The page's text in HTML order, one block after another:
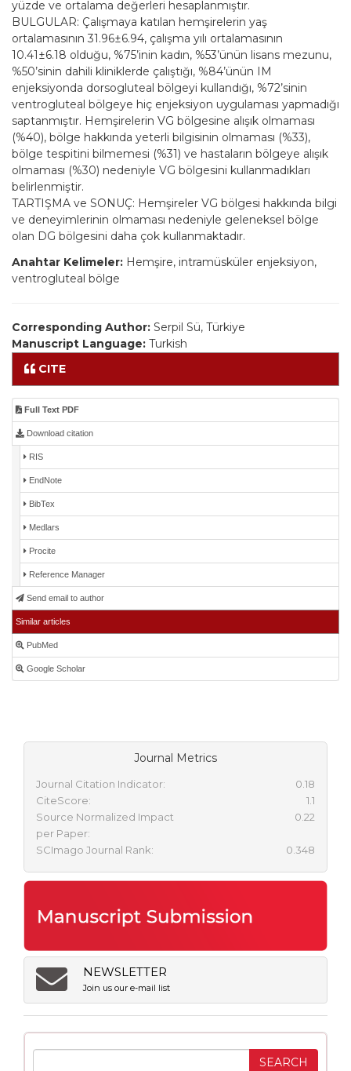
yüzde ve ortalama değerleri hesaplanmıştır.
BULGULAR: Çalışmaya katılan hemşirelerin yaş
ortalamasının 31.96±6.94, çalışma yılı ortalamasının
10.41±6.18 olduğu, %75’inin kadın, %53’ünün lisans mezunu,
%50’sinin dahili kliniklerde çalıştığı, %84’ünün IM
enjeksiyonda dorsogluteal bölgeyi kullandığı, %72’sinin
ventrogluteal bölgeye hiç enjeksiyon uygulaması yapmadığı
saptanmıştır. Hemşirelerin VG bölgesine alışık olmaması
(%40), bölge hakkında yeterli bilgisinin olmaması (%33),
bölge tespitini bilmemesi (%31) ve hastaların bölgeye alışık
olmaması (%30) nedeniyle VG bölgesini kullanmadıkları
belirlenmiştir.
TARTIŞMA ve SONUÇ: Hemşireler VG bölgesi hakkında bilgi
ve deneyimlerinin olmaması nedeniyle geleneksel bölge
olan DG bölgesini daha çok kullanmaktadır.
Anahtar Kelimeler: Hemşire, intramüsküler enjeksiyon,
ventrogluteal bölge
Corresponding Author: Serpil Sü, Türkiye
Manuscript Language: Turkish
CITE
Full Text PDF
Download citation
RIS
EndNote
BibTex
Medlars
Procite
Reference Manager
Send email to author
Similar articles
PubMed
Google Scholar
Journal Metrics
Journal Citation Indicator:
0.18
CiteScore:
1.1
Source Normalized Impact
per Paper:
0.22
SCImago Journal Rank: 0.348
NEWSLETTER
Join us our e-mail list